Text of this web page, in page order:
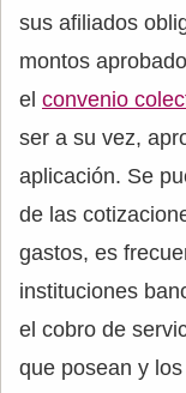
sus afiliados
montos
el convenio
ser a su vez,
aplicación. Se
de las
gastos, es
instituciones
el cobro de
que posean y